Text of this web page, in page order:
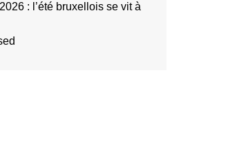
: l’été bruxellois se vit à